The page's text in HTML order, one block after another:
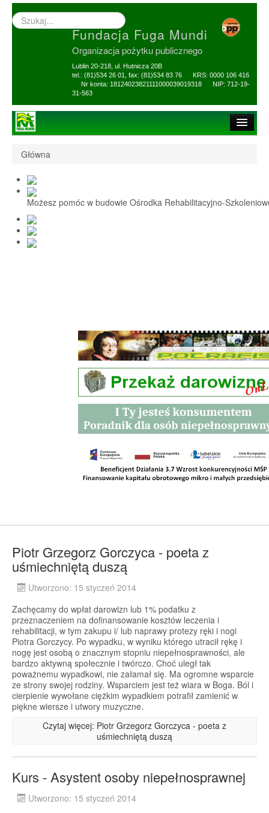
Wyszukiwarka
–
Fundacja Fuga Mundi
Organizacja pożytku publicznego
Lublin 20-218, ul. Hutnicza 20B
tel.: (81)534 26 01, fax: (81)534 83 76 KRS: 0000 106 416
Nr konta: 18124023821111000039019318 NIP: 712-19-
31-563
1,5% i darowizny
Nasi Beneficjenci
Ośrodek Reh-Szkol
Sprawozdania
Główna
Możesz pomóc w budowie Ośrodka Rehabilitacyjno-
Piotr Grzegorz Gorczyca - poeta z
uśmiechniętą duszą
Utworzono: 15 styczeń 2014
Zachęcamy do wpłat darowizn lub 1% podatku z
przeznaczeniem na dofinansowanie kosztów leczenia i
rehabilitacji, w tym zakupu i/ lub naprawy protezy ręki i nogi
Piotra Gorczycy. Po wypadku, w wyniku którego utracił rękę i
nogę jest osobą o znacznym stopniu niepełnosprawności, ale
bardzo aktywną społecznie i twórczo. Choć uległ tak
poważnemu wypadkowi, nie załamał się. Ma ogromne wsparcie
ze strony swojej rodziny. Wsparciem jest też wiara w Boga. Ból i
cierpienie wywołane ciężkim wypadkiem potrafił zamienić w
piękne wiersze i utwory muzyczne.
Czytaj więcej: Piotr Grzegorz Gorczyca - poeta z
uśmiechniętą duszą
Kurs - Asystent osoby niepełnosprawnej
Utworzono: 15 styczeń 2014